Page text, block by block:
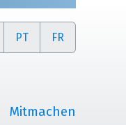
PT FR
Mitmachen